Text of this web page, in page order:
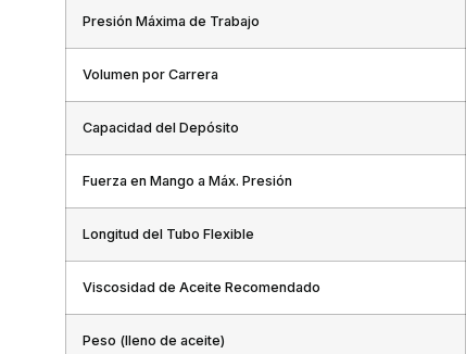
Presión Máxima de Trabajo
Volumen por Carrera
Capacidad del Depósito
Fuerza en Mango a Máx. Presión
Longitud del Tubo Flexible
Viscosidad de Aceite Recomendado
Peso (lleno de aceite)